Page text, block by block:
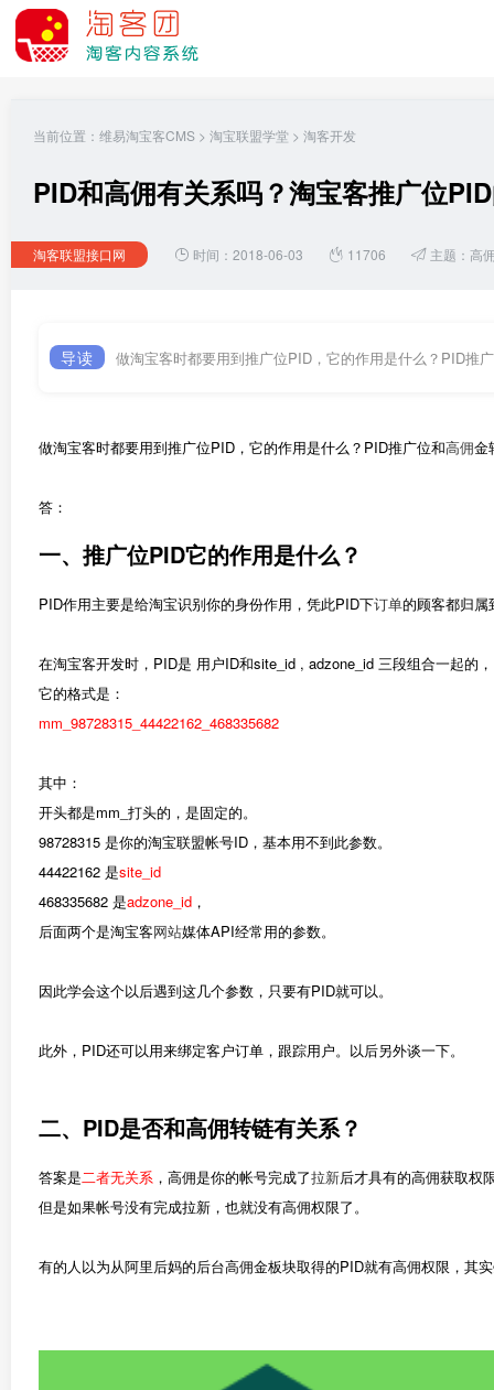
当前位置： 维易淘宝客CMS > 淘宝联盟学堂 > 淘客开发
PID和高佣有关系吗？淘宝客推广位
淘客联盟接口网 时间：2018-06-03 11706 主题： 高
导读 做淘宝客时都要用到推广位PID，它的作用是什么？PID推
做淘宝客时都要用到推广位PID，它的作用是什么？PID推广位和高佣金
答：
一、推广位PID它的作用是什么？
PID作用主要是给淘宝识别你的身份作用，凭此PID下订单的顾客都归属
在淘宝客开发时，PID是 用户ID和site_id , adzone_id 三段组合一起的
它的格式是：
mm_98728315_44422162_468335682
其中：
开头都是mm_打头的，是固定的。
98728315 是你的淘宝联盟帐号ID，基本用不到此参数。
44422162 是site_id
468335682 是adzone_id ，
后面两个是淘宝客网站媒体API经常用的参数。
因此学会这个以后遇到这几个参数，只要有PID就可以。
此外，PID还可以用来绑定客户订单，跟踪用户。以后另外谈一下。
二、PID是否和高佣转链有关系？
答案是二者无关系 ，高佣是你的帐号完成了拉新后才具有的高佣获取权
但是如果帐号没有完成拉新，也就没有高佣权限了。
有的人以为从阿里后妈的后台高佣金板块取得的PID就有高佣权限，其